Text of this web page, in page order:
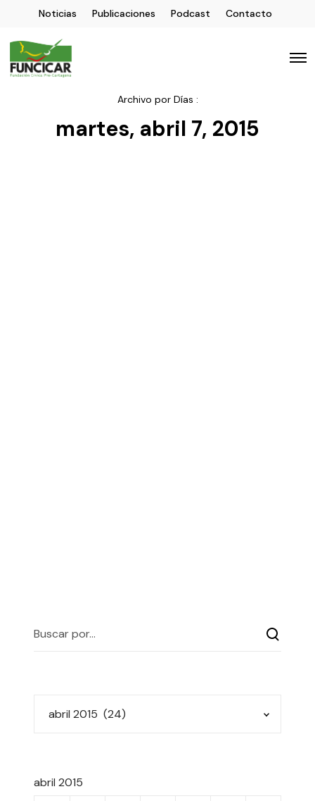
Noticias Publicaciones Podcast Contacto
Archivo por Días :
martes, abril 7, 2015
abril 2015